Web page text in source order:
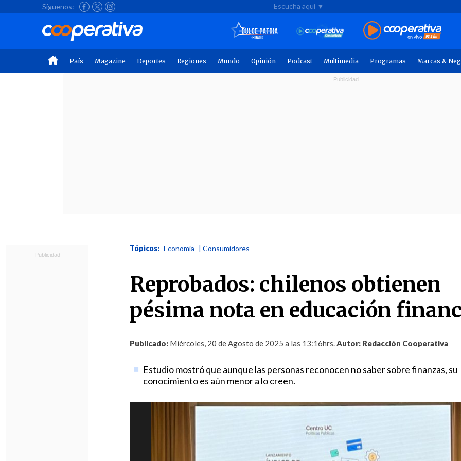
Síguenos: Escucha aquí ▼
País Magazine Deportes Regiones Mundo Opinión Podcast Multimedia Programas Marcas &
Tópicos: Economía | Consumidores
Reprobados: chilenos obtienen
pésima nota en educación
Publicado: Miércoles, 20 de Agosto de 2025 a las 13:16hrs.Autor: Redacción Cooperativa
Estudio mostró que aunque las personas reconocen no saber sobre finanzas, su
conocimiento es aún menor a lo creen.